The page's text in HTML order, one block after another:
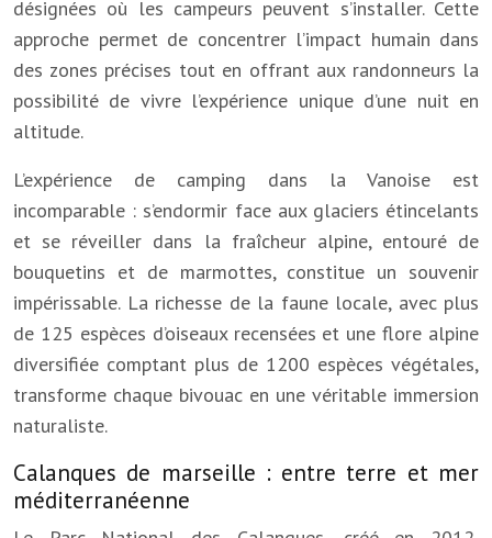
désignées où les campeurs peuvent s’installer. Cette
approche permet de concentrer l’impact humain dans
des zones précises tout en offrant aux randonneurs la
possibilité de vivre l’expérience unique d’une nuit en
altitude.
L’expérience de camping dans la Vanoise est
incomparable : s’endormir face aux glaciers étincelants
et se réveiller dans la fraîcheur alpine, entouré de
bouquetins et de marmottes, constitue un souvenir
impérissable. La richesse de la faune locale, avec plus
de 125 espèces d’oiseaux recensées et une flore alpine
diversifiée comptant plus de 1200 espèces végétales,
transforme chaque bivouac en une véritable immersion
naturaliste.
Calanques de marseille : entre terre et mer
méditerranéenne